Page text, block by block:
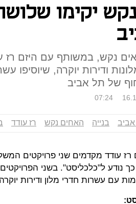
יקימו
נקש, במשותף עם היזם רז
ודירות יוקרה, שיוסיפו
של תל אביב
07:24
בנייה האחים נקש רז עודד
עודד מקדמים שני פרויקטים
נודע ל"כלכליסט". בשני